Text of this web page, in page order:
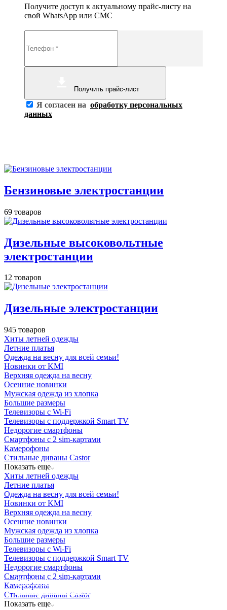
Получите доступ к актуальному прайс-листу на
свой WhatsApp или СМС
Получить прайс-лист
Я согласен на обработку персональных
данных
Бензиновые электростанции
69 товаров
Дизельные высоковольтные
электростанции
12 товаров
Дизельные электростанции
945 товаров
Хиты летней одежды
Летние платья
Одежда на весну для всей семьи!
Новинки от KMI
Верхняя одежда на весну
Осенние новинки
Мужская одежда из хлопка
Большие размеры
Телевизоры с Wi-Fi
Телевизоры с поддержкой Smart TV
Недорогие смартфоны
Смартфоны с 2 sim-картами
Камерофоны
Стильные диваны Castor
Показать еще
Хиты летней одежды
Летние платья
Одежда на весну для всей семьи!
Новинки от KMI
Верхняя одежда на весну
Осенние новинки
Мужская одежда из хлопка
Большие размеры
Телевизоры с Wi-Fi
Телевизоры с поддержкой Smart TV
Недорогие смартфоны
Смартфоны с 2 sim-картами
Камерофоны
Стильные диваны Castor
Показать еще
Освещение
Здания префектуры ТиНАО
Освещение
Калужский завод путевых машин и гидроприводов
Освещение
СТРОИТЕЛЬНЫЙ ГИПЕРМАРКЕТ «ЛЕРУА
МЕРЛЕН»
Освещение
Железнодорожный вокзал Арзамас-1